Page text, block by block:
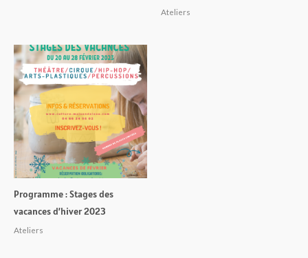
Ateliers
Programme : Stages des
vacances d’hiver 2023
Ateliers